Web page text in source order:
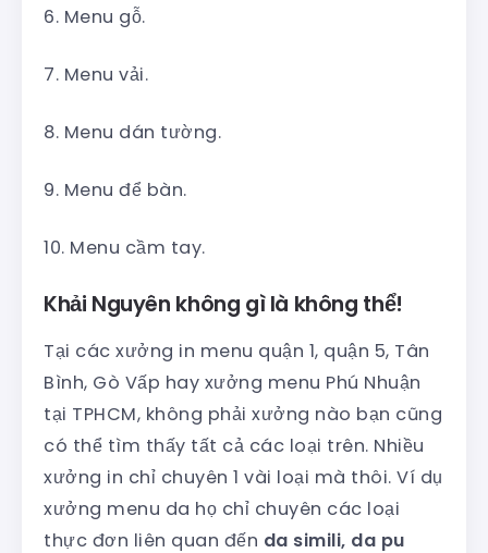
6. Menu gỗ.
7. Menu vải.
8. Menu dán tường.
9. Menu để bàn.
10. Menu cầm tay.
Khải Nguyên không gì là không thể!
Tại các xưởng in menu quận 1, quận 5, Tân
Bình, Gò Vấp hay xưởng menu Phú Nhuận
tại TPHCM, không phải xưởng nào bạn cũng
có thể tìm thấy tất cả các loại trên. Nhiều
xưởng in chỉ chuyên 1 vài loại mà thôi. Ví dụ
xưởng menu da họ chỉ chuyên các loại
thực đơn liên quan đến da simili, da pu